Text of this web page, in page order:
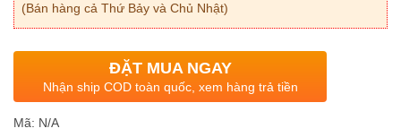
(Bán hàng cả Thứ Bảy và Chủ Nhật)
ĐẶT MUA NGAY
Nhận ship COD toàn quốc, xem hàng trả tiền
Mã: N/A